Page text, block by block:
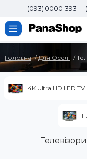
(093) 0000-393
Головна Для Оселі
4K Ultra HD LED TV